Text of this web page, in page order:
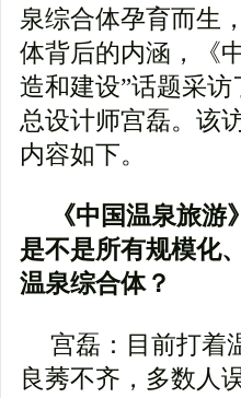
泉综合体孕育而生
体背后的内涵，《
造和建设”话题采
总设计师宫磊。该
内容如下。
《中国温泉旅
是不是所有规模化
温泉综合体？
宫磊：目前打着
良莠不齐，多数人